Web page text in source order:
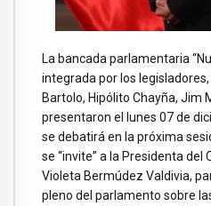
La bancada parlamentaria
integrada por los
Bartolo, Hipólito Chayña, Jim
presentaron el lunes 07 de
se debatirá en la próxima
se “invite” a la Presidenta del
Violeta Bermúdez Valdivia,
pleno del parlamento sobre